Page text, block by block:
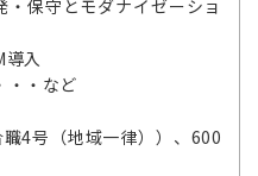
・保守とモダナイゼーショ
導入
・・など
4号（地域一律））、600